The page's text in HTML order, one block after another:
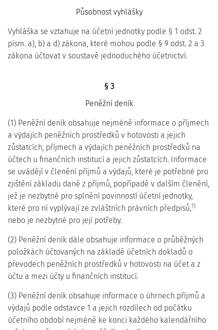
Působnost vyhlášky
Vyhláška se vztahuje na účetní jednotky podle § 1 odst. 2
písm. a), b) a d) zákona, které mohou podle § 9 odst. 2 a 3
zákona účtovat v soustavě jednoduchého účetnictví.
§ 3
Peněžní deník
(1) Peněžní deník obsahuje nejméně informace o příjmech
a výdajích peněžních prostředků v hotovosti a jejich
zůstatcích, příjmech a výdajích peněžních prostředků na
účtech u finančních institucí a jejich zůstatcích. Informace
se uvádějí v členění příjmů a výdajů, které je potřebné pro
zjištění základu daně z příjmů, popřípadě v dalším členění,
jež je nezbytné pro splnění povinností účetní jednotky,
které pro ní vyplývají ze zvláštních právních předpisů,1)
nebo je nezbytné pro její potřeby.
(2) Peněžní deník dále obsahuje informace o průběžných
položkách účtovaných na základě účetních dokladů o
převodech peněžních prostředků v hotovosti na účet a z
účtu a mezi účty u finančních institucí.
(3) Peněžní deník obsahuje informace o úhrnech příjmů a
výdajů podle odstavce 1 a jejich rozdílech od počátku
účetního období nejméně ke konci každého kalendářního